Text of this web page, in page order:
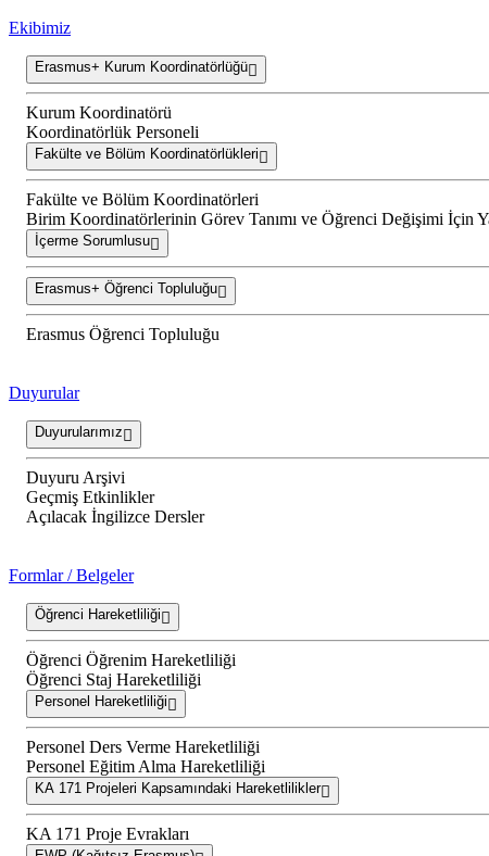
Ekibimiz
Erasmus+ Kurum Koordinatörlüğü
Kurum Koordinatörü
Koordinatörlük Personeli
Fakülte ve Bölüm Koordinatörlükleri
Fakülte ve Bölüm Koordinatörleri
Birim Koordinatörlerinin Görev Tanımı ve Öğrenci Değişimi İçin
İçerme Sorumlusu
Erasmus+ Öğrenci Topluluğu
Erasmus Öğrenci Topluluğu
Duyurular
Duyurularımız
Duyuru Arşivi
Geçmiş Etkinlikler
Açılacak İngilizce Dersler
Formlar / Belgeler
Öğrenci Hareketliliği
Öğrenci Öğrenim Hareketliliği
Öğrenci Staj Hareketliliği
Personel Hareketliliği
Personel Ders Verme Hareketliliği
Personel Eğitim Alma Hareketliliği
KA 171 Projeleri Kapsamındaki Hareketlilikler
KA 171 Proje Evrakları